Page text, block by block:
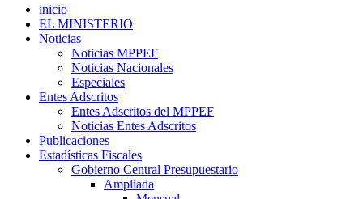
inicio
EL MINISTERIO
Noticias
Noticias MPPEF
Noticias Nacionales
Especiales
Entes Adscritos
Entes Adscritos del MPPEF
Noticias Entes Adscritos
Publicaciones
Estadísticas Fiscales
Gobierno Central Presupuestario
Ampliada